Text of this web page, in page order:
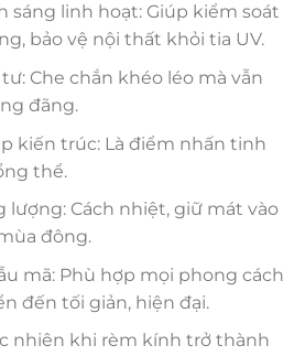
sáng linh hoạt: Giúp kiểm soát
bảo vệ nội thất khỏi tia UV.
tư: Che chắn khéo léo mà vẫn
đãng.
kiến trúc: Là điểm nhấn tinh
thể.
lượng: Cách nhiệt, giữ mát vào
đông.
mã: Phù hợp mọi phong cách
đến tối giản, hiện đại.
nhiên khi rèm kính trở thành